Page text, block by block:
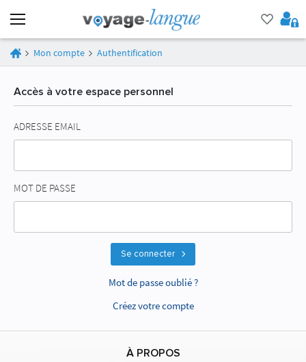
Mon compte Authentification
Accès à votre espace personnel
ADRESSE EMAIL
MOT DE PASSE
Se connecter
Mot de passe oublié ?
Créez votre compte
À PROPOS